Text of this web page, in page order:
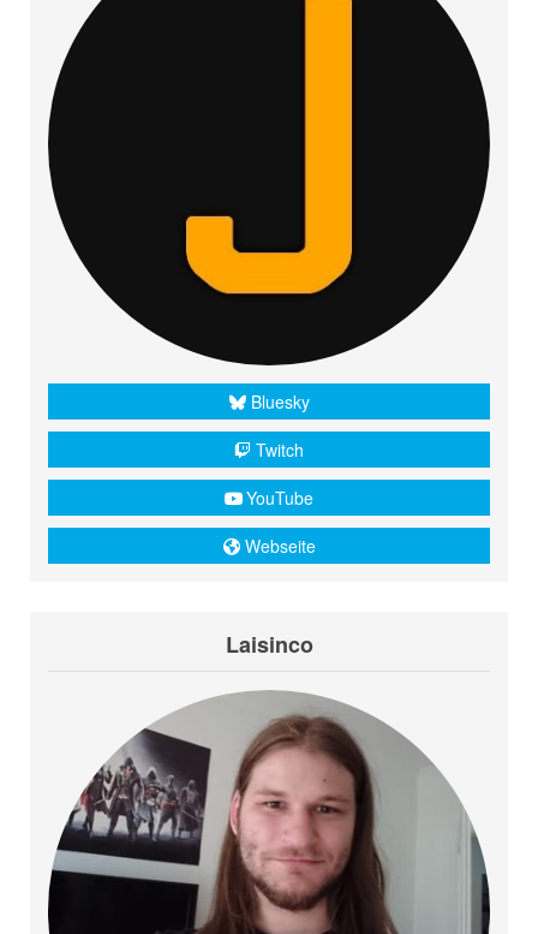
Bluesky
Twitch
YouTube
Webseite
Laisinco